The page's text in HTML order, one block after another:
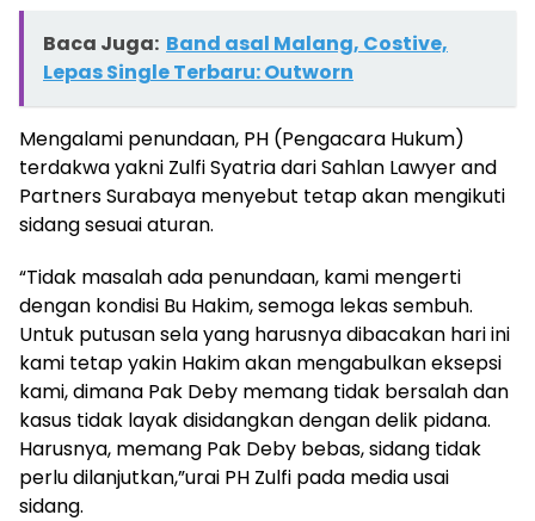
Baca Juga: Band asal Malang, Costive,
Lepas Single Terbaru: Outworn
Mengalami penundaan, PH (Pengacara Hukum)
terdakwa yakni Zulfi Syatria dari Sahlan Lawyer and
Partners Surabaya menyebut tetap akan mengikuti
sidang sesuai aturan.
“Tidak masalah ada penundaan, kami mengerti
dengan kondisi Bu Hakim, semoga lekas sembuh.
Untuk putusan sela yang harusnya dibacakan hari ini
kami tetap yakin Hakim akan mengabulkan eksepsi
kami, dimana Pak Deby memang tidak bersalah dan
kasus tidak layak disidangkan dengan delik pidana.
Harusnya, memang Pak Deby bebas, sidang tidak
perlu dilanjutkan,”urai PH Zulfi pada media usai
sidang.